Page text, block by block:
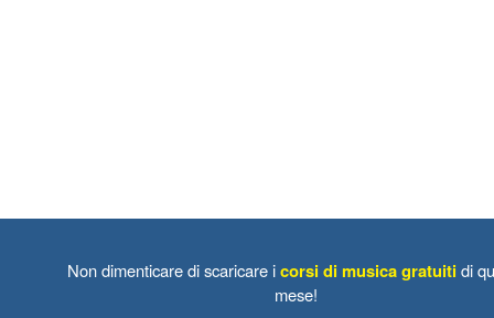
Non dimenticare di scaricare icorsi di musica gratuiti di
mese!